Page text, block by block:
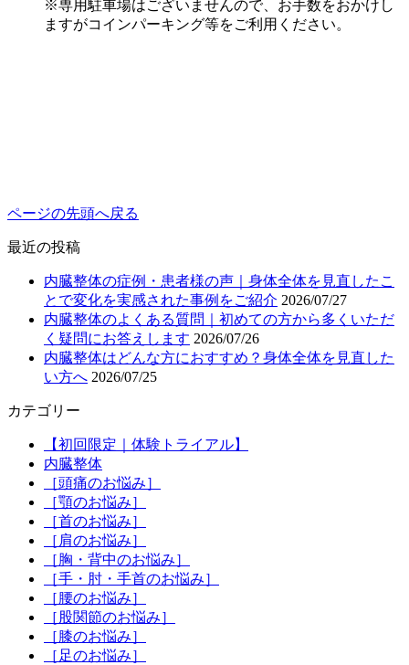
※専用駐車場はございませんので、お手数をおかけし
ますがコインパーキング等をご利用ください。
ページの先頭へ戻る
最近の投稿
内臓整体の症例・患者様の声｜身体全体を見直したこ
とで変化を実感された事例をご紹介 2026/07/27
内臓整体のよくある質問｜初めての方から多くいただ
く疑問にお答えします 2026/07/26
内臓整体はどんな方におすすめ？身体全体を見直した
い方へ 2026/07/25
カテゴリー
【初回限定｜体験トライアル】
内臓整体
［頭痛のお悩み］
［顎のお悩み］
［首のお悩み］
［肩のお悩み］
［胸・背中のお悩み］
［手・肘・手首のお悩み］
［腰のお悩み］
［股関節のお悩み］
［膝のお悩み］
［足のお悩み］